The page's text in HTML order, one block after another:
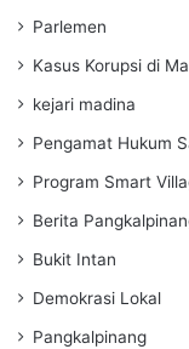
Parlemen
Kasus Korupsi di
kejari madina
Pengamat Hukum
Program Smart
Berita
Bukit Intan
Demokrasi Lokal
Pangkalpinang